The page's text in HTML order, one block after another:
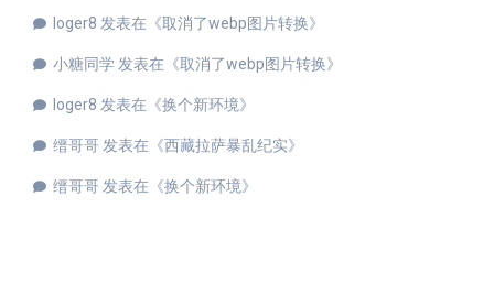
loger8 发表在《取消了webp图片转换》
小糖同学发表在《取消了webp图片转换》
loger8 发表在《换个新环境》
缙哥哥发表在《西藏拉萨暴乱纪实》
缙哥哥发表在《换个新环境》